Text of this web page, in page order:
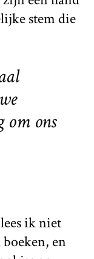
stem die
om ons
ik niet
en